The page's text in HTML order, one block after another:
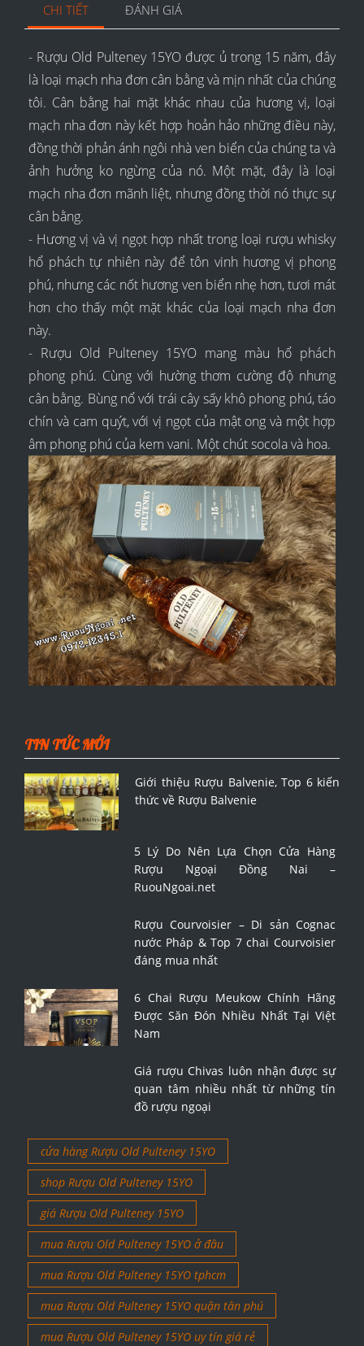
CHI TIẾT ĐÁNH GIÁ
- Rượu Old Pulteney 15YO được ủ trong 15 năm, đây
là loại mạch nha đơn cân bằng và mịn nhất của chúng
tôi. Cân bằng hai mặt khác nhau của hương vị, loại
mạch nha đơn này kết hợp hoản hảo những điều này,
đồng thời phản ánh ngôi nhà ven biển của chúng ta và
ảnh hưởng ko ngừng của nó. Một mặt, đây là loại
mạch nha đơn mãnh liệt, nhưng đồng thời nó thực sự
cân bằng.
- Hương vị và vị ngọt hợp nhất trong loại rượu whisky
hổ phách tự nhiên này để tôn vinh hương vị phong
phú, nhưng các nốt hương ven biển nhẹ hơn, tươi mát
hơn cho thấy một mặt khác của loại mạch nha đơn
này.
- Rượu Old Pulteney 15YO mang màu hổ phách
phong phú. Cùng với hường thơm cường độ nhưng
cân bằng. Bùng nổ với trái cây sấy khô phong phú, táo
chín và cam quýt, với vị ngọt của mật ong và một hợp
âm phong phú của kem vani. Một chút socola và hoa.
TIN TỨC MỚI
Giới thiệu Rượu Balvenie, Top 6 kiến
thức về Rượu Balvenie
5 Lý Do Nên Lựa Chọn Cửa Hàng
Rượu Ngoại Đồng Nai –
RuouNgoai.net
Rượu Courvoisier – Di sản Cognac
nước Pháp & Top 7 chai Courvoisier
đáng mua nhất
6 Chai Rượu Meukow Chính Hãng
Được Săn Đón Nhiều Nhất Tại Việt
Nam
Giá rượu Chivas luôn nhận được sự
quan tâm nhiều nhất từ những tín
đồ rượu ngoại
cửa hàng Rượu Old Pulteney 15YO
shop Rượu Old Pulteney 15YO
giá Rượu Old Pulteney 15YO
mua Rượu Old Pulteney 15YO ở đâu
mua Rượu Old Pulteney 15YO tphcm
mua Rượu Old Pulteney 15YO quận tân phú
mua Rượu Old Pulteney 15YO uy tín giá rẻ